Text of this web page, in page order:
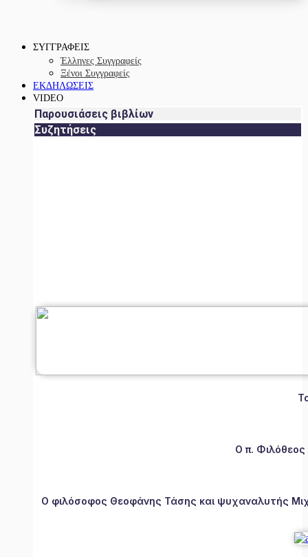
ΣΥΓΓΡΑΦΕΙΣ
Έλληνες Συγγραφείς
Ξένοι Συγγραφείς
ΕΚΔΗΛΩΣΕΙΣ
VIDEO
Παρουσιάσεις βιβλίων
Συζητήσεις
Ο π.
Ο φιλόσοφος Θεοφάνης Τάσης και ψυχαναλυτής